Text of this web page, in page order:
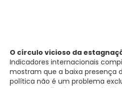
O círculo vicioso da
Indicadores internacionais
mostram que a baixa presença
política não é um problema